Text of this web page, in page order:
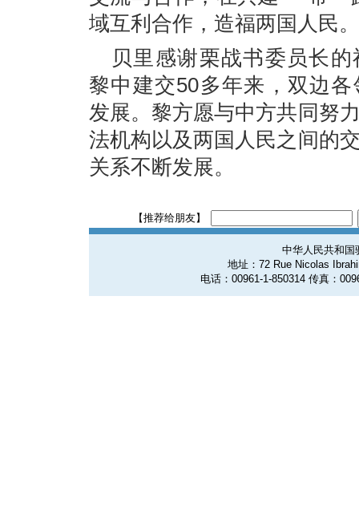
域互利合作，造福两国人民。
贝里感谢栗战书委员长
黎中建交50多年来，双边
发展。黎方愿与中方共同努
法机构以及两国人民之间的
关系不断发展。
【推荐给朋友】
中华人民共和国
地址：72 Rue Nicolas
电话：00961-1-850314 传真：